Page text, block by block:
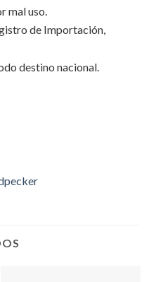
mal uso.
de Importación,
destino nacional.